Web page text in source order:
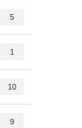
5
1
10
9